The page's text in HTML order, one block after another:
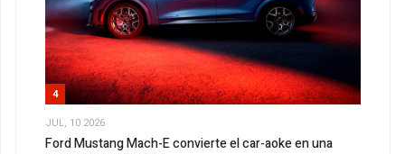
4
JUL, 10 2026
Ford Mustang Mach-E convierte el car-aoke en una